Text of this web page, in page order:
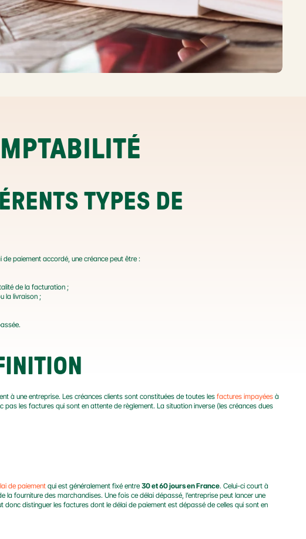
TYPES DE
paiement accordé, une créance peut être :
de la facturation ;
la livraison ;
à une entreprise. Les créances clients sont constituées de toutes les factures impayées à
pas les factures qui sont en attente de règlement. La situation inverse (les créances dues
de paiement qui est généralement fixé entre 30 et 60 jours en France. Celui-ci court à
distinguer les factures dont le délai de paiement est dépassé de celles qui sont en